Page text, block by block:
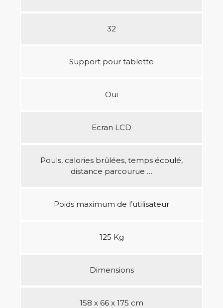
32
Support pour tablette
Oui
Ecran LCD
Pouls, calories brûlées, temps écoulé,
distance parcourue …
Poids maximum de l’utilisateur
125 Kg
Dimensions
158 x 66 x 175 cm